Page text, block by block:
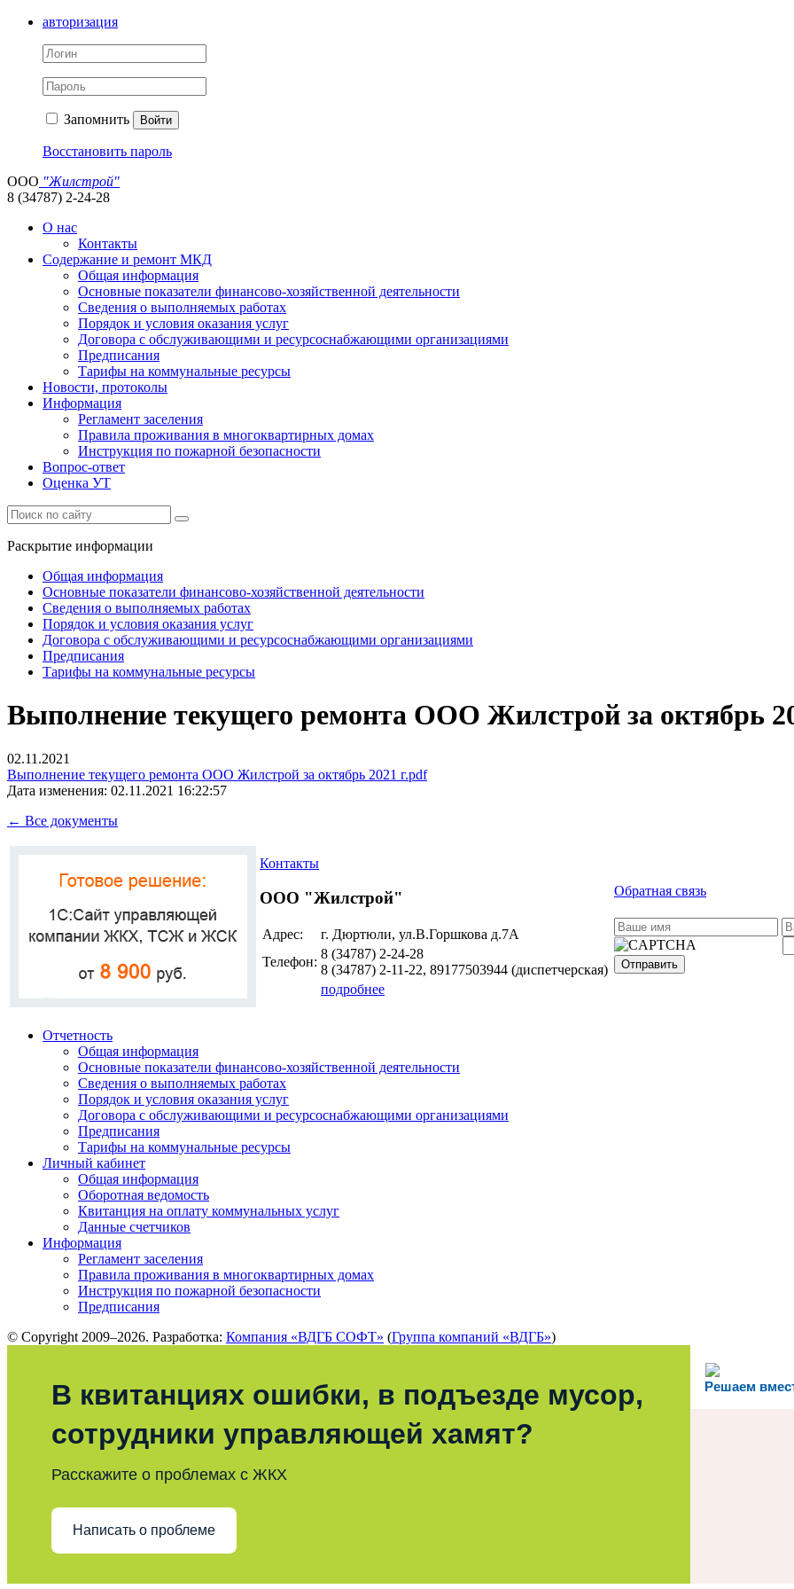
авторизация
Запомнить Войти
Восстановить пароль
ООО "Жилстрой"
8 (34787) 2-24-28
О нас
Контакты
Содержание и ремонт МКД
Общая информация
Основные показатели финансово-хозяйственной деятельности
Сведения о выполняемых работах
Порядок и условия оказания услуг
Договора с обслуживающими и ресурсоснабжающими организациями
Предписания
Тарифы на коммунальные ресурсы
Новости, протоколы
Информация
Регламент заселения
Правила проживания в многоквартирных домах
Инструкция по пожарной безопасности
Вопрос-ответ
Оценка УТ
Раскрытие информации
Общая информация
Основные показатели финансово-хозяйственной деятельности
Сведения о выполняемых работах
Порядок и условия оказания услуг
Договора с обслуживающими и ресурсоснабжающими организациями
Предписания
Тарифы на коммунальные ресурсы
Выполнение текущего ремонта ООО Жилстрой за октябрь
02.11.2021
Выполнение текущего ремонта ООО Жилстрой за октябрь 2021 г.pdf
Дата изменения: 02.11.2021 16:22:57
← Все документы
Контакты
ООО "Жилстрой"
Адрес:
г. Дюртюли, ул.В.Горшкова д.7А
Телефон:
8 (34787) 2-24-28
8 (34787) 2-11-22, 89177503944 (диспетчерская)
подробнее
Обратная связь
Отправить
Отчетность
Общая информация
Основные показатели финансово-хозяйственной деятельности
Сведения о выполняемых работах
Порядок и условия оказания услуг
Договора с обслуживающими и ресурсоснабжающими организациями
Предписания
Тарифы на коммунальные ресурсы
Личный кабинет
Общая информация
Оборотная ведомость
Квитанция на оплату коммунальных услуг
Данные счетчиков
Информация
Регламент заселения
Правила проживания в многоквартирных домах
Инструкция по пожарной безопасности
Предписания
© Copyright 2009–2026. Разработка: Компания «ВДГБ СОФТ» (Группа компаний «ВДГБ»)
Решаем
В квитанциях ошибки, в подъезде мусор,
сотрудники управляющей хамят?
Расскажите о проблемах с ЖКХ
Написать о проблеме